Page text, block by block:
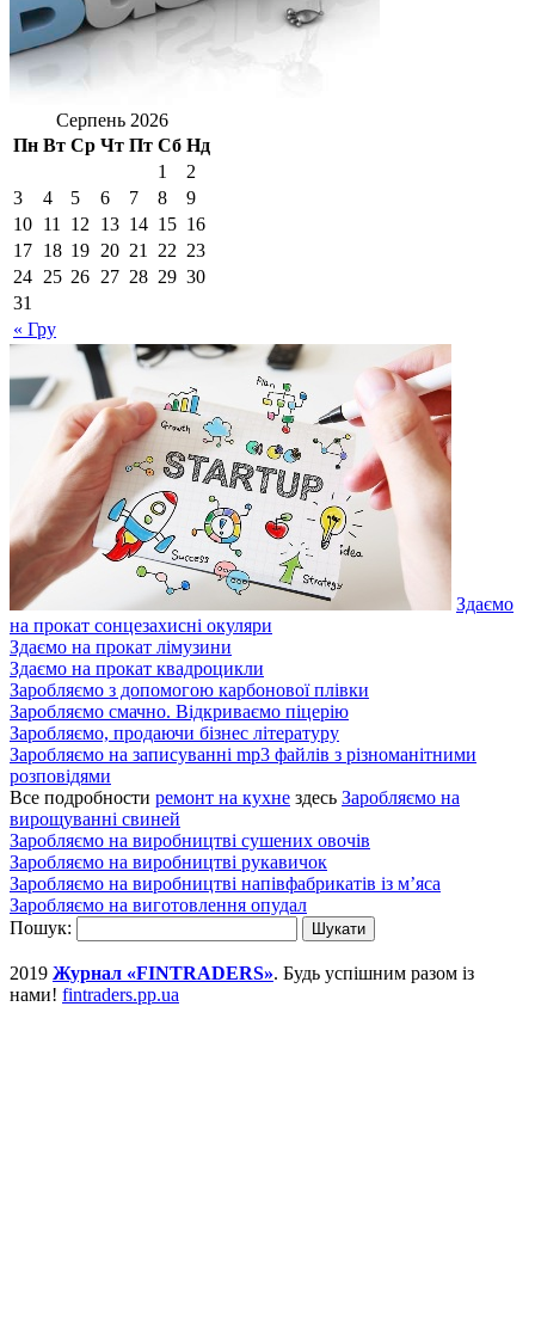
Серпень 2026
Пн Вт Ср Чт Пт Сб Нд
« Гру
1
2
3
4 5 6 7 8
9
10 11 12 13 14 15 16
17 18 19 20 21 22 23
24 25 26 27 28 29 30
31
Здаємо
на прокат сонцезахисні окуляри
Здаємо на прокат лімузини
Здаємо на прокат квадроцикли
Заробляємо з допомогою карбонової плівки
Заробляємо смачно. Відкриваємо піцерію
Заробляємо, продаючи бізнес літературу
Заробляємо на записуванні mp3 файлів з різноманітними
розповідями
Все подробности ремонт на кухне здесь Заробляємо на
вирощуванні свиней
Заробляємо на виробництві сушених овочів
Заробляємо на виробництві рукавичок
Заробляємо на виробництві напівфабрикатів із м’яса
Заробляємо на виготовлення опудал
Пошук:
2019 Журнал «FINTRADERS». Будь успішним разом із
нами! fintraders.pp.ua